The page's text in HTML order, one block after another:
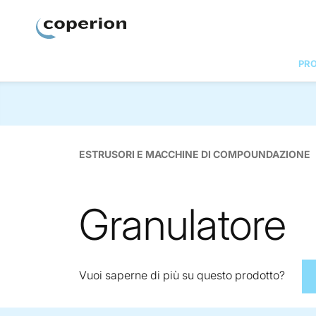
ESTRUSORI E MACCHINE DI COMPOUNDAZIONE
Granulatore
Vuoi saperne di più su questo prodotto?